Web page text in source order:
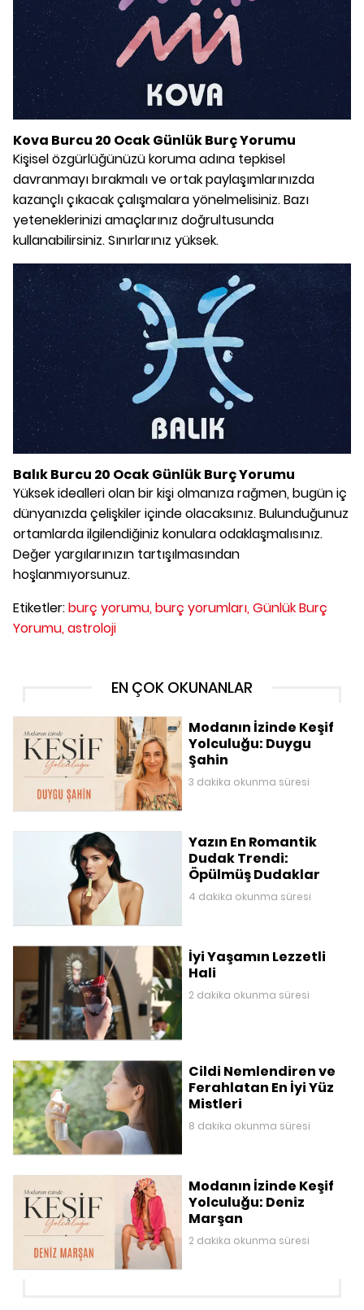
Kova Burcu 20 Ocak Günlük Burç Yorumu
Kişisel özgürlüğünüzü koruma adına tepkisel
davranmayı bırakmalı ve ortak paylaşımlarınızda
kazançlı çıkacak çalışmalara yönelmelisiniz. Bazı
yeteneklerinizi amaçlarınız doğrultusunda
kullanabilirsiniz. Sınırlarınız yüksek.
Balık Burcu 20 Ocak Günlük Burç Yorumu
Yüksek idealleri olan bir kişi olmanıza rağmen, bugün iç
dünyanızda çelişkiler içinde olacaksınız. Bulunduğunuz
ortamlarda ilgilendiğiniz konulara odaklaşmalısınız.
Değer yargılarınızın tartışılmasından
hoşlanmıyorsunuz.
Etiketler:burç yorumu, burç yorumları, Günlük Burç
Yorumu, astroloji
EN ÇOK OKUNANLAR
Modanın İzinde Keşif
Yolculuğu: Duygu
Şahin
3 dakika okunma süresi
Yazın En Romantik
Dudak Trendi:
Öpülmüş Dudaklar
4 dakika okunma süresi
İyi Yaşamın Lezzetli
Hali
2 dakika okunma süresi
Cildi Nemlendiren ve
Ferahlatan En İyi Yüz
Mistleri
8 dakika okunma süresi
Modanın İzinde Keşif
Yolculuğu: Deniz
Marşan
2 dakika okunma süresi